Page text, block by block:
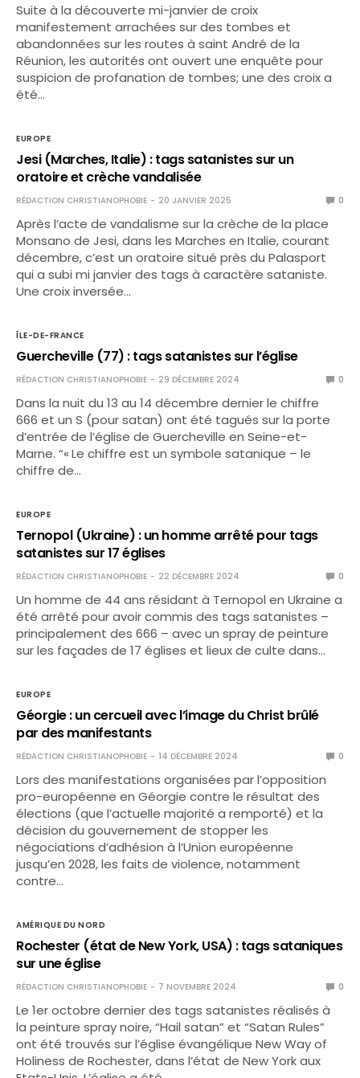
Suite à la découverte mi-janvier de croix
manifestement arrachées sur des tombes et
abandonnées sur les routes à saint André de la
Réunion, les autorités ont ouvert une enquête pour
suspicion de profanation de tombes; une des croix a
été…
EUROPE
Jesi (Marches, Italie) : tags satanistes sur un
oratoire et crèche vandalisée
RÉDACTION CHRISTIANOPHOBIE 20 JANVIER 2025 0
Après l’acte de vandalisme sur la crèche de la place
Monsano de Jesi, dans les Marches en Italie, courant
décembre, c’est un oratoire situé près du Palasport
qui a subi mi janvier des tags à caractère sataniste.
Une croix inversée…
ÎLE-DE-FRANCE
Guercheville (77) : tags satanistes sur l’église
RÉDACTION CHRISTIANOPHOBIE 29 DÉCEMBRE 2024 0
Dans la nuit du 13 au 14 décembre dernier le chiffre
666 et un S (pour satan) ont été tagués sur la porte
d’entrée de l’église de Guercheville en Seine-et-
Marne. “« Le chiffre est un symbole satanique – le
chiffre de…
EUROPE
Ternopol (Ukraine) : un homme arrêté pour tags
satanistes sur 17 églises
RÉDACTION CHRISTIANOPHOBIE 22 DÉCEMBRE 2024 0
Un homme de 44 ans résidant à Ternopol en Ukraine a
été arrêté pour avoir commis des tags satanistes –
principalement des 666 – avec un spray de peinture
sur les façades de 17 églises et lieux de culte dans…
EUROPE
Géorgie : un cercueil avec l’image du Christ brûlé
par des manifestants
RÉDACTION CHRISTIANOPHOBIE 14 DÉCEMBRE 2024 0
Lors des manifestations organisées par l’opposition
pro-européenne en Géorgie contre le résultat des
élections (que l’actuelle majorité a remporté) et la
décision du gouvernement de stopper les
négociations d’adhésion à l’Union européenne
jusqu’en 2028, les faits de violence, notamment
contre…
AMÉRIQUE DU NORD
Rochester (état de New York, USA) : tags sataniques
sur une église
RÉDACTION CHRISTIANOPHOBIE 7 NOVEMBRE 2024 0
Le 1er octobre dernier des tags satanistes réalisés à
la peinture spray noire, “Hail satan” et “Satan Rules”
ont été trouvés sur l’église évangélique New Way of
Holiness de Rochester, dans l’état de New York aux